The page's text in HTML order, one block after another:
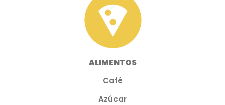
ALIMENTOS
Café
Azúcar